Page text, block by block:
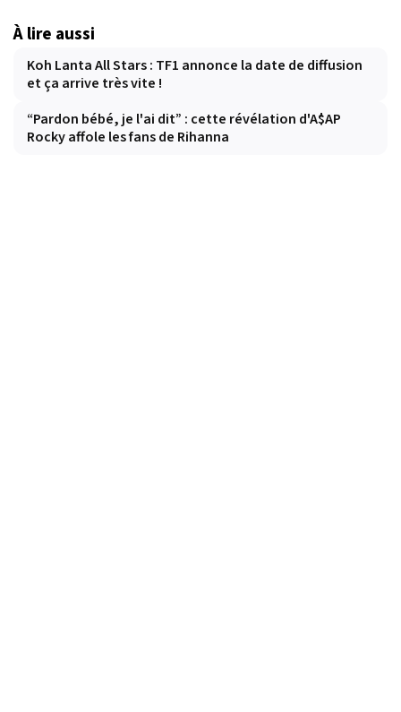
À lire aussi
Koh Lanta All Stars : TF1 annonce la date de diffusion
et ça arrive très vite !
“Pardon bébé, je l'ai dit” : cette révélation d'A$AP
Rocky affole les fans de Rihanna